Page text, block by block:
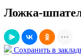
Ложка-
Сохранить в